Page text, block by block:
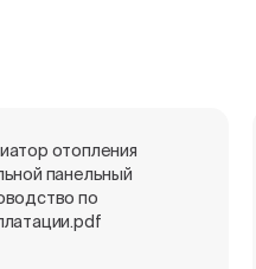
отопления
панельный
по